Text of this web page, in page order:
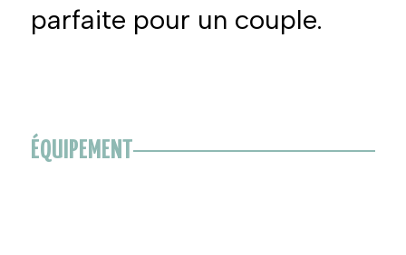
parfaite pour un couple.
ÉQUIPEMENT